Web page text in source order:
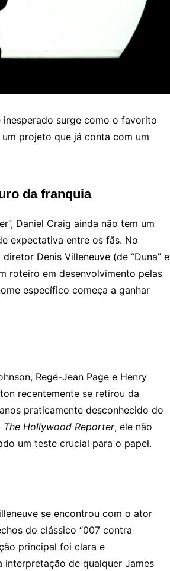
surge como o favorito
projeto que já conta com um
da franquia
Daniel Craig ainda não tem um
expectativa entre os fãs. No
Denis Villeneuve (de “Duna” e
roteiro em desenvolvimento pelas
específico começa a ganhar
Regé-Jean Page e Henry
recentemente se retirou da
praticamente desconhecido do
The Hollywood Reporter, ele não
um teste crucial para o papel.
se encontrou com o ator
do clássico “007 contra
principal foi clara e
interpretação de qualquer James